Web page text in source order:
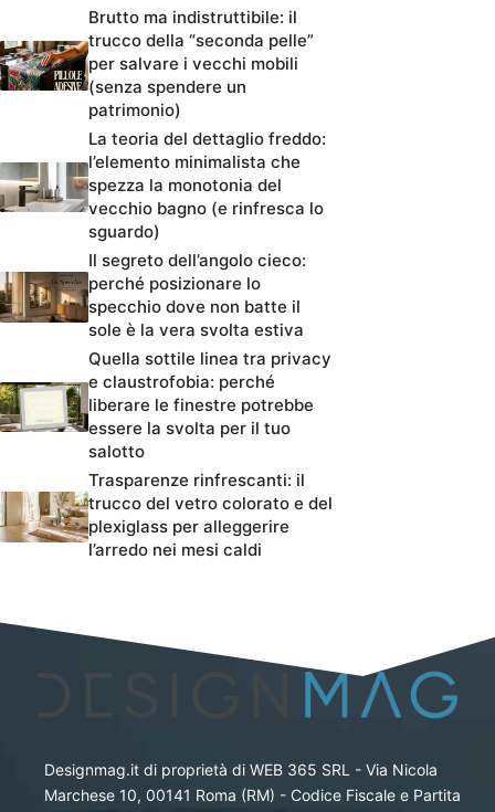
Brutto ma indistruttibile: il
trucco della “seconda pelle”
per salvare i vecchi mobili
(senza spendere un
patrimonio)
La teoria del dettaglio freddo:
l’elemento minimalista che
spezza la monotonia del
vecchio bagno (e rinfresca lo
sguardo)
Il segreto dell’angolo cieco:
perché posizionare lo
specchio dove non batte il
sole è la vera svolta estiva
Quella sottile linea tra privacy
e claustrofobia: perché
liberare le finestre potrebbe
essere la svolta per il tuo
salotto
Trasparenze rinfrescanti: il
trucco del vetro colorato e del
plexiglass per alleggerire
l’arredo nei mesi caldi
Designmag.it di proprietà di WEB 365 SRL - Via Nicola
Marchese 10, 00141 Roma (RM) - Codice Fiscale e Partita